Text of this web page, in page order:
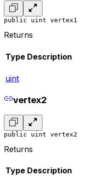
public uint vertex1
Returns
Type Description
uint
vertex2
public uint vertex2
Returns
Type Description